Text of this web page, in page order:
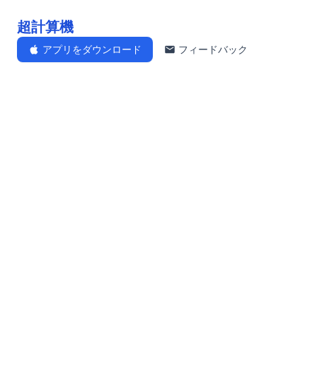
超計算機
アプリをダウンロード フィードバック